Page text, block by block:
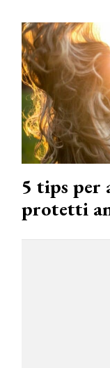
5 tips per
protetti